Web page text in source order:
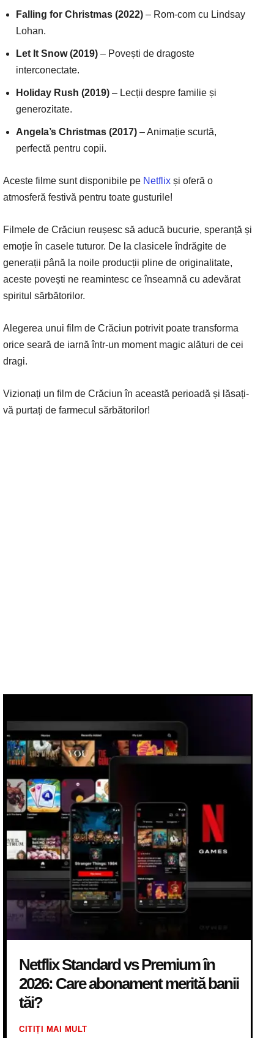
Falling for Christmas (2022) – Rom-com cu Lindsay
Lohan.
Let It Snow (2019) – Povești de dragoste
interconectate.
Holiday Rush (2019) – Lecții despre familie și
generozitate.
Angela’s Christmas (2017) – Animație scurtă,
perfectă pentru copii.
Aceste filme sunt disponibile pe Netflix și oferă o
atmosferă festivă pentru toate gusturile!
Filmele de Crăciun reușesc să aducă bucurie, speranță și
emoție în casele tuturor. De la clasicele îndrăgite de
generații până la noile producții pline de originalitate,
aceste povești ne reamintesc ce înseamnă cu adevărat
spiritul sărbătorilor.
Alegerea unui film de Crăciun potrivit poate transforma
orice seară de iarnă într-un moment magic alături de cei
dragi.
Vizionați un film de Crăciun în această perioadă și lăsați-
vă purtați de farmecul sărbătorilor!
Netflix Standard vs Premium în
2026: Care abonament merită banii
tăi?
CITIȚI MAI MULT